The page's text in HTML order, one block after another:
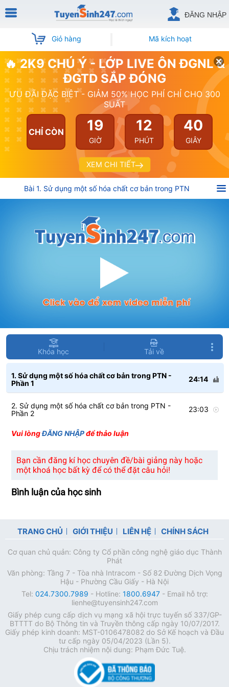
ĐĂNG NHẬP
Giỏ hàng Mã kích hoạt
🔥 2K9 CHÚ Ý - LỚP LIVE ÔN ĐGNL &
ĐGTD SẮP ĐÓNG
ƯU ĐÃI ĐẶC BIỆT - GIẢM 50% HỌC PHÍ CHỈ CHO 300
SUẤT
CHỈ CÒN 19
GIỜ
12
PHÚT
40
GIÂY
XEM CHI TIẾT
Bài 1. Sử dụng một số hóa chất cơ bản trong PTN
Khóa học Tải về
1. Sử dụng một số hóa chất cơ bản trong PTN -
Phần 1
24:14
2. Sử dụng một số hóa chất cơ bản trong PTN -
Phần 2
23:03
Vui lòngĐĂNG NHẬPđể thảo luận
Bạn cần đăng kí học chuyên đề/bài giảng này hoặc
một khoá học bất kỳ để có thể đặt câu hỏi!
Bình luận của học sinh
TRANG CHỦ GIỚI THIỆU LIÊN HỆ CHÍNH SÁCH
Cơ quan chủ quản: Công ty Cổ phần công nghệ giáo dục Thành
Phát
Văn phòng: Tầng 7 - Tòa nhà Intracom - Số 82 Đường Dịch Vọng
Hậu - Phường Cầu Giấy - Hà Nội
Tel: 024.7300.7989 - Hotline: 1800.6947- Email hỗ trợ:
lienhe@tuyensinh247.com
Giấy phép cung cấp dịch vụ mạng xã hội trực tuyến số 337/GP-
BTTTT do Bộ Thông tin và Truyền thông cấp ngày 10/07/2017.
Giấy phép kinh doanh: MST-0106478082 do Sở Kế hoạch và Đầu
tư cấp ngày 05/04/2023 (Lần 5).
Chịu trách nhiệm nội dung: Phạm Đức Tuệ.